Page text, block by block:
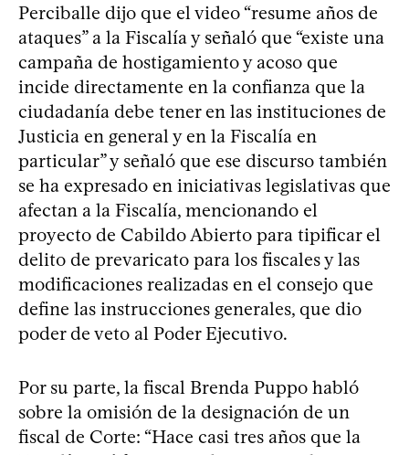
Perciballe dijo que el video “resume años de
ataques” a la Fiscalía y señaló que “existe una
campaña de hostigamiento y acoso que
incide directamente en la confianza que la
ciudadanía debe tener en las instituciones de
Justicia en general y en la Fiscalía en
particular” y señaló que ese discurso también
se ha expresado en iniciativas legislativas que
afectan a la Fiscalía, mencionando el
proyecto de Cabildo Abierto para tipificar el
delito de prevaricato para los fiscales y las
modificaciones realizadas en el consejo que
define las instrucciones generales, que dio
poder de veto al Poder Ejecutivo.
Por su parte, la fiscal Brenda Puppo habló
sobre la omisión de la designación de un
fiscal de Corte: “Hace casi tres años que la